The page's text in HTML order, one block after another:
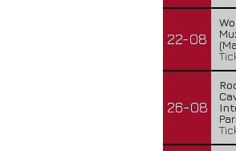
22-08
26-08